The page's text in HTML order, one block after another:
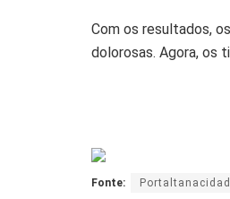
Com os resultados,
dolorosas. Agora, os
Fonte: